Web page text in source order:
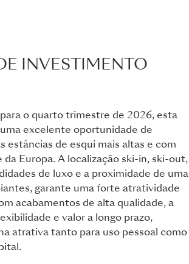
INVESTIMENTO
o quarto trimestre de 2026, esta
excelente oportunidade de
estâncias de esqui mais altas e com
da Europa. A localização ski-in, ski-out,
de luxo e a proximidade de uma
garante uma forte atratividade
acabamentos de alta qualidade, a
e valor a longo prazo,
atrativa tanto para uso pessoal como